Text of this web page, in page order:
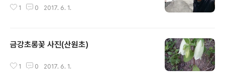
1 0 2017. 6. 1.
금강초롱꽃 사진(산원초)
1 0 2017. 6. 1.